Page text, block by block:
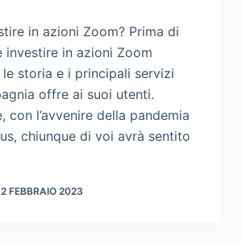
in azioni Zoom? Prima di
investire in azioni Zoom
storia e i principali servizi
offre ai suoi utenti.
con l’avvenire della pandemia
chiunque di voi avrà sentito
2 FEBBRAIO 2023